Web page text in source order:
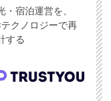
・宿泊運営を、
クノロジーで再
する